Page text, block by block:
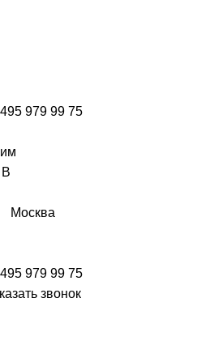
979 99 75
Москва
979 99 75
звонок